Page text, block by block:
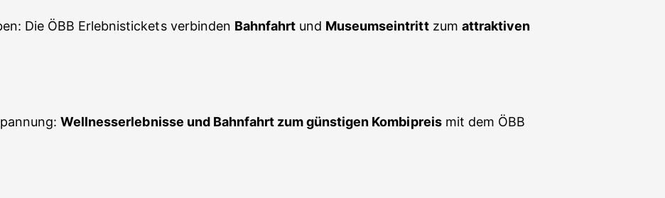
Die ÖBB Erlebnistickets verbinden Bahnfahrt und Museumseintrittzum attraktiven
Wellnesserlebnisse und Bahnfahrt zum günstigen Kombipreismit dem ÖBB